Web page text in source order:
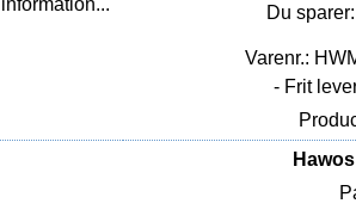
Du
Varenr.:
- Frit